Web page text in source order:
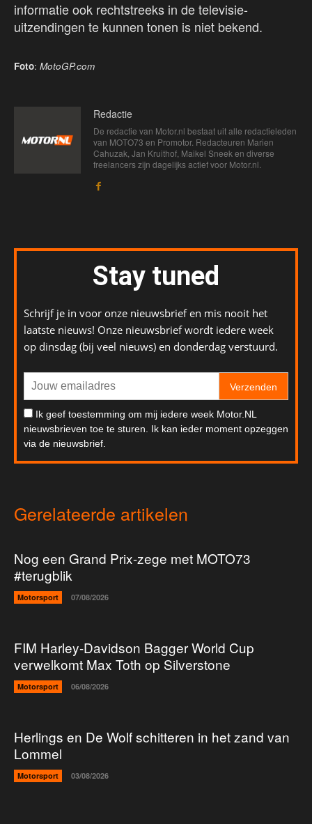
informatie ook rechtstreeks in de televisie-
uitzendingen te kunnen tonen is niet bekend.
Foto: MotoGP.com
Redactie
De redactie van Motor.nl bestaat uit alle redactieleden
van MOTO73 en Promotor. Redacteuren Marien
Cahuzak, Jan Kruithof, Maikel Sneek en diverse
freelancers zijn dagelijks actief voor Motor.nl.
Stay tuned
Schrijf je in voor onze nieuwsbrief en mis nooit het
laatste nieuws! Onze nieuwsbrief wordt iedere week
op dinsdag (bij veel nieuws) en donderdag verstuurd.
Verzenden
Ik geef toestemming om mij iedere week Motor.NL
nieuwsbrieven toe te sturen. Ik kan ieder moment opzeggen
via de nieuwsbrief.
Gerelateerde artikelen
Nog een Grand Prix-zege met MOTO73
#terugblik
Motorsport 07/08/2026
FIM Harley-Davidson Bagger World Cup
verwelkomt Max Toth op Silverstone
Motorsport 06/08/2026
Herlings en De Wolf schitteren in het zand van
Lommel
Motorsport 03/08/2026